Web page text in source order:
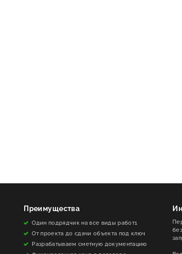
Преимущества
Один подрядчик на все виды работ1
От проекта до сдачи объекта под ключ
Разрабатываем сметную документацию